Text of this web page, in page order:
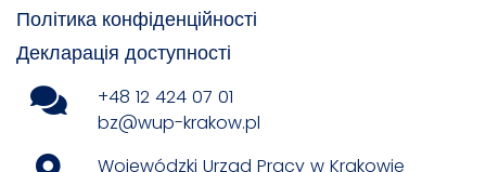
Політика конфіденційності
Декларація доступності
+48 12 424 07 01
bz@wup-krakow.pl
Wojewódzki Urząd Pracy w Krakowie